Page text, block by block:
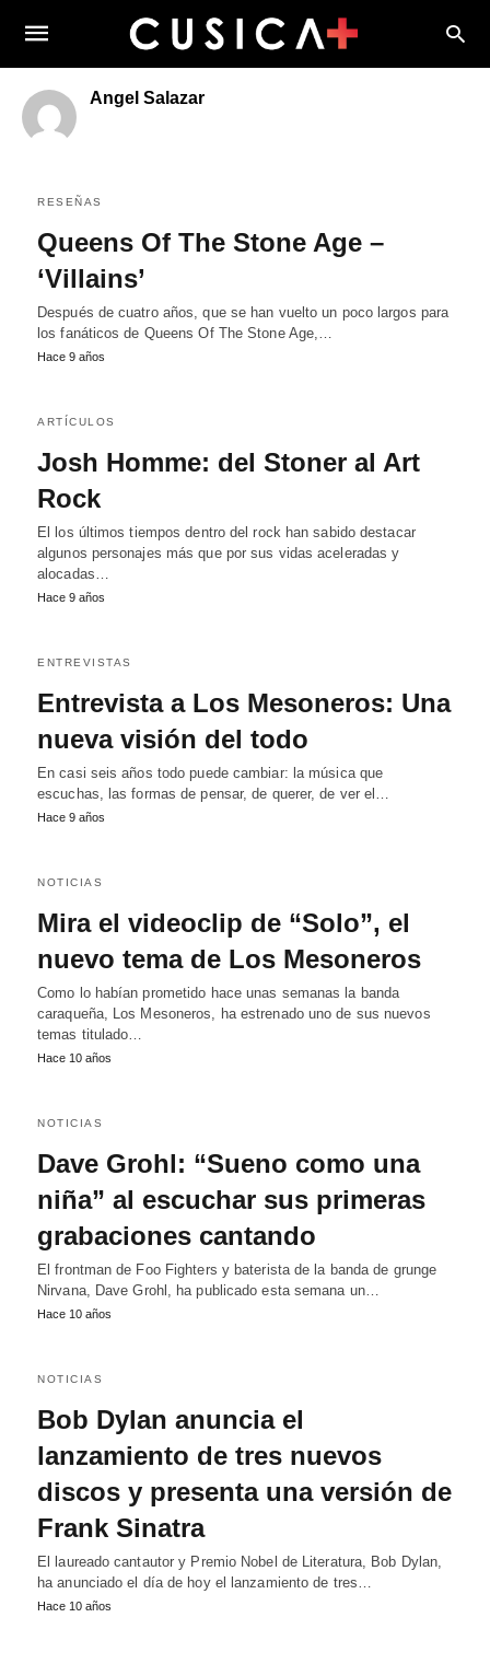
Angel Salazar
RESEÑAS
Queens Of The Stone Age –
‘Villains’
Después de cuatro años, que se han vuelto un poco largos para
los fanáticos de Queens Of The Stone Age,…
Hace 9 años
ARTÍCULOS
Josh Homme: del Stoner al Art
Rock
El los últimos tiempos dentro del rock han sabido destacar
algunos personajes más que por sus vidas aceleradas y
alocadas…
Hace 9 años
ENTREVISTAS
Entrevista a Los Mesoneros: Una
nueva visión del todo
En casi seis años todo puede cambiar: la música que
escuchas, las formas de pensar, de querer, de ver el…
Hace 9 años
NOTICIAS
Mira el videoclip de “Solo”, el
nuevo tema de Los Mesoneros
Como lo habían prometido hace unas semanas la banda
caraqueña, Los Mesoneros, ha estrenado uno de sus nuevos
temas titulado…
Hace 10 años
NOTICIAS
Dave Grohl: “Sueno como una
niña” al escuchar sus primeras
grabaciones cantando
El frontman de Foo Fighters y baterista de la banda de grunge
Nirvana, Dave Grohl, ha publicado esta semana un…
Hace 10 años
NOTICIAS
Bob Dylan anuncia el
lanzamiento de tres nuevos
discos y presenta una versión de
Frank Sinatra
El laureado cantautor y Premio Nobel de Literatura, Bob Dylan,
ha anunciado el día de hoy el lanzamiento de tres…
Hace 10 años